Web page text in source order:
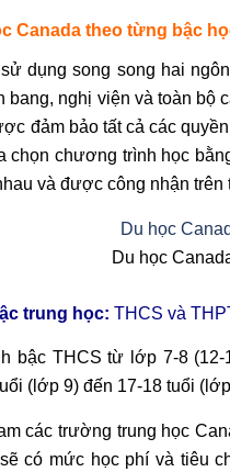
Canada theo từng bậc
dụng song song hai
bang, nghị viện và toàn
đảm bảo tất cả các
chọn chương trình học
và được công nhận trên
Du học
trung học: THCS và
bậc THCS từ lớp 7-8
(lớp 9) đến 17-18 tuổi
các trường trung học
có mức học phí và tiêu